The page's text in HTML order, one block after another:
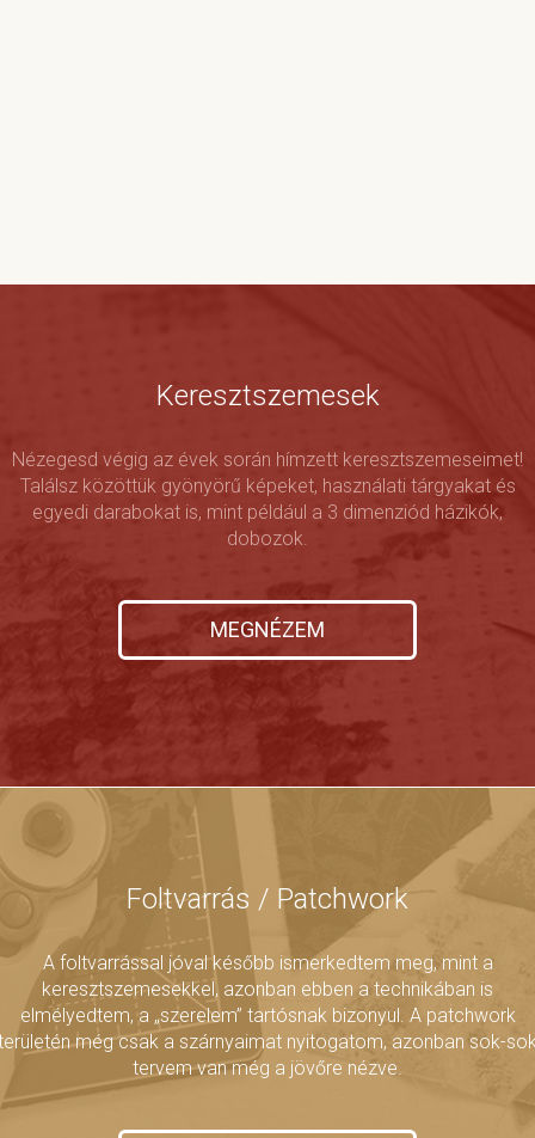
Keresztszemesek
Nézegesd végig az évek során hímzett keresztszemeseimet!
Találsz közöttük gyönyörű képeket, használati tárgyakat és
egyedi darabokat is, mint például a 3 dimenziód házikók,
dobozok.
MEGNÉZEM
Foltvarrás / Patchwork
A foltvarrással jóval később ismerkedtem meg, mint a
keresztszemesekkel, azonban ebben a technikában is
elmélyedtem, a „szerelem” tartósnak bizonyul. A patchwork
még csak a szárnyaimat nyitogatom, azonban sok-
tervem van még a jövőre nézve.